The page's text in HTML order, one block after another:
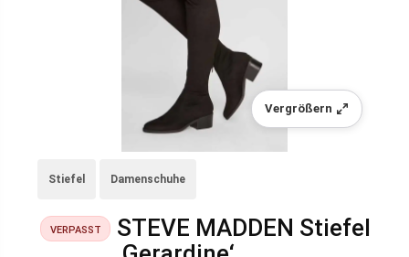
Vergrößern
Stiefel Damenschuhe
VERPASST
STEVE MADDEN Stiefel